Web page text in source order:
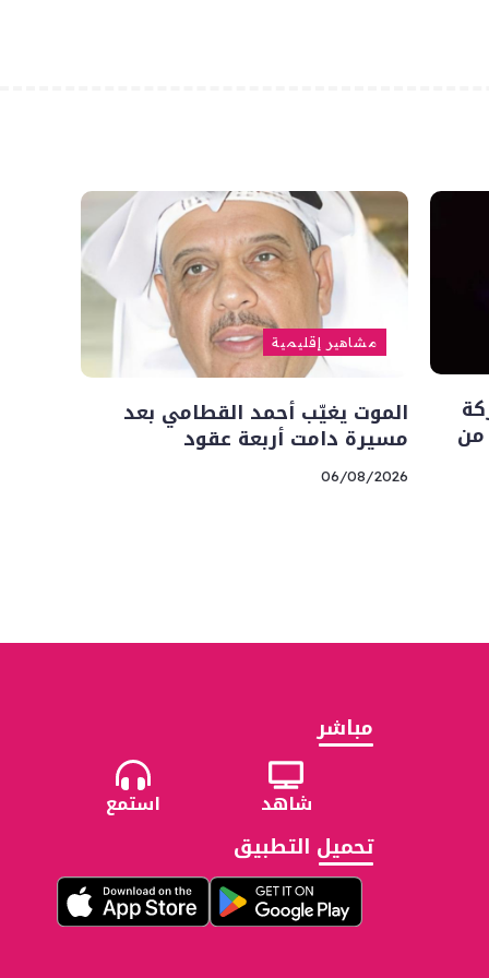
من
مشاهير إقليمية
الموت يغيّب أحمد القطامي بعد
مسيرة دامت أربعة عقود
06/08/2026
مباشر
شاهد استمع
تحميل التطبيق